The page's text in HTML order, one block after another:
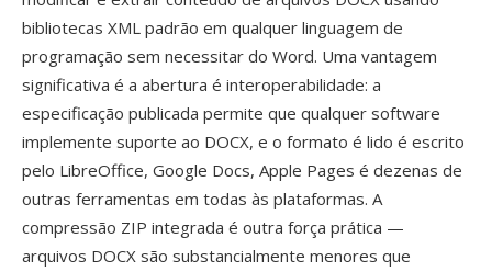
bibliotecas XML padrão em qualquer linguagem de
programação sem necessitar do Word. Uma vantagem
significativa é a abertura é interoperabilidade: a
especificação publicada permite que qualquer software
implemente suporte ao DOCX, e o formato é lido é escrito
pelo LibreOffice, Google Docs, Apple Pages é dezenas de
outras ferramentas em todas às plataformas. A
compressão ZIP integrada é outra força prática —
arquivos DOCX são substancialmente menores que